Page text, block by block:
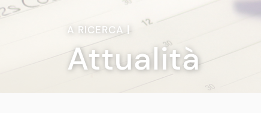
A RICERCA|
Attualità